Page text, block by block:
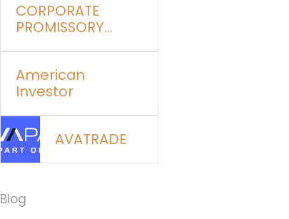
CORPORATE
PROMISSORY
American
Investor
AVATRADE
Blog